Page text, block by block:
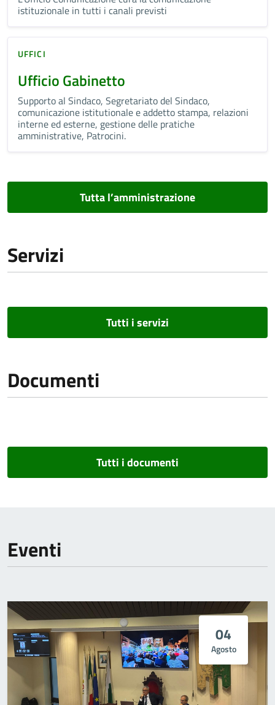
istituzionale in tutti i canali previsti
UFFICI
Ufficio Gabinetto
Supporto al Sindaco, Segretariato del Sindaco,
comunicazione istitutionale e addetto stampa, relazioni
interne ed esterne, gestione delle pratiche
amministrative, Patrocini.
Tutta l’amministrazione
Servizi
Tutti i servizi
Documenti
Tutti i documenti
Eventi
04
Agosto